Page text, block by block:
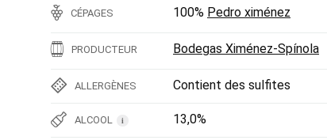
CÉPAGES 100% Pedro ximénez
PRODUCTEUR Bodegas Ximénez-Spínola
ALLERGÈNES Contient des sulfites
ALCOOL i 13,0%